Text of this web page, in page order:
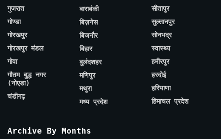
गुजरात
गोण्डा
गोरखपुर
गोरखपुर मंडल
गोवा
गौतम बुद्ध नगर
(नोएडा)
चंडीगढ़
बाराबंकी
बिज़नेस
बिजनौर
बिहार
बुलंदशहर
मणिपुर
मथुरा
मध्य प्रदेश
सीतापुर
सुल्तानपुर
सोनभद्र
स्वास्थ्य
हमीरपुर
हरदोई
हरियाणा
हिमाचल प्रदेश
Archive By Months